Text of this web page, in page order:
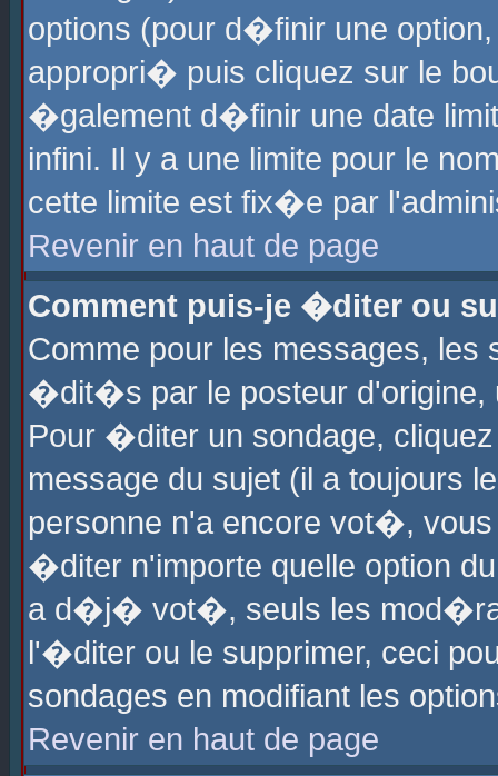
options (pour d�finir une
appropri� puis cliquez sur le
�galement d�finir une date
infini. Il y a une limite pour le
cette limite est fix�e par
Revenir en haut de page
Comment puis-je �diter ou
Comme pour les messages,
�dit�s par le posteur d'origine,
Pour �diter un sondage,
message du sujet (il a toujours
personne n'a encore vot�,
�diter n'importe quelle option
a d�j� vot�, seuls les
l'�diter ou le supprimer, ceci
sondages en modifiant les
Revenir en haut de page